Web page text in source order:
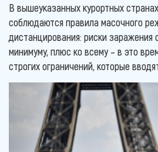
В вышеуказанных курортных
соблюдаются правила масочного
дистанцирования: риски
минимуму, плюс ко всему – в это
строгих ограничений, которые